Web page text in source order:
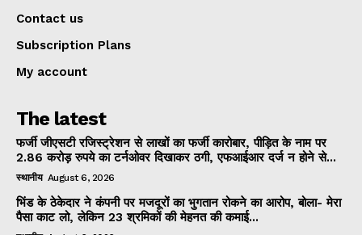
Contact us
Subscription Plans
My account
The latest
फर्जी जीएसटी रजिस्ट्रेशन से लाखों का फर्जी कारोबार, पीड़ित के नाम पर
2.86 करोड़ रुपये का टर्नओवर दिखाकर ठगी, एफआईआर दर्ज न होने से...
स्थानीय August 6, 2026
भिंड के ठेकेदार ने कंपनी पर मजदूरों का भुगतान रोकने का आरोप, बोला- मेरा
पैसा काट लो, लेकिन 23 श्रमिकों की मेहनत की कमाई...